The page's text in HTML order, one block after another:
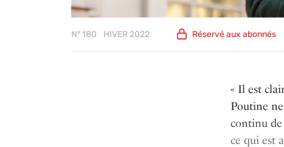
Nº 180 HIVER 2022 Réservé aux abonnés
« Il est
Poutine
continu de
ce qui est